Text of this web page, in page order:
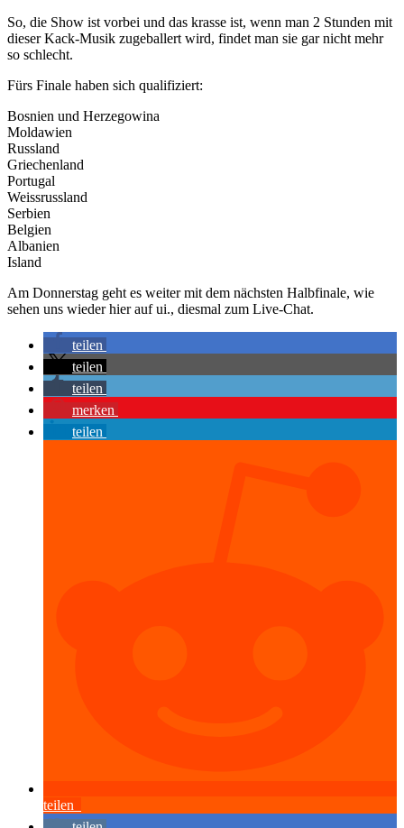
So, die Show ist vorbei und das krasse ist, wenn man 2 Stunden mit
dieser Kack-Musik zugeballert wird, findet man sie gar nicht mehr
so schlecht.
Fürs Finale haben sich qualifiziert:
Bosnien und Herzegowina
Moldawien
Russland
Griechenland
Portugal
Weissrussland
Serbien
Belgien
Albanien
Island
Am Donnerstag geht es weiter mit dem nächsten Halbfinale, wie
sehen uns wieder hier auf ui., diesmal zum Live-Chat.
teilen
teilen
teilen
merken
teilen
teilen